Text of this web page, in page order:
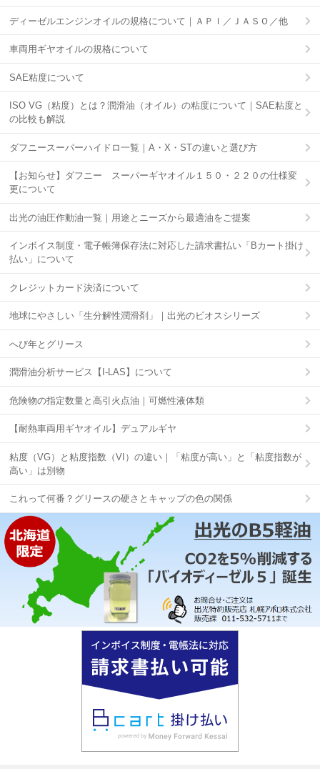
ディーゼルエンジンオイルの規格について｜ＡＰＩ／ＪＡＳＯ／他
車両用ギヤオイルの規格について
SAE粘度について
ISO VG（粘度）とは？潤滑油（オイル）の粘度について｜SAE粘度と
の比較も解説
ダフニースーパーハイドロ一覧｜A・X・STの違いと選び方
【お知らせ】ダフニー スーパーギヤオイル１５０・２２０の仕様変
更について
出光の油圧作動油一覧｜用途とニーズから最適油をご提案
インボイス制度・電子帳簿保存法に対応した請求書払い「Bカート掛け
払い」について
クレジットカード決済について
地球にやさしい「生分解性潤滑剤」｜出光のビオスシリーズ
へび年とグリース
潤滑油分析サービス【I-LAS】について
危険物の指定数量と高引火点油｜可燃性液体類
【耐熱車両用ギヤオイル】デュアルギヤ
粘度（VG）と粘度指数（VI）の違い｜「粘度が高い」と「粘度指数が
高い」は別物
これって何番？グリースの硬さとキャップの色の関係